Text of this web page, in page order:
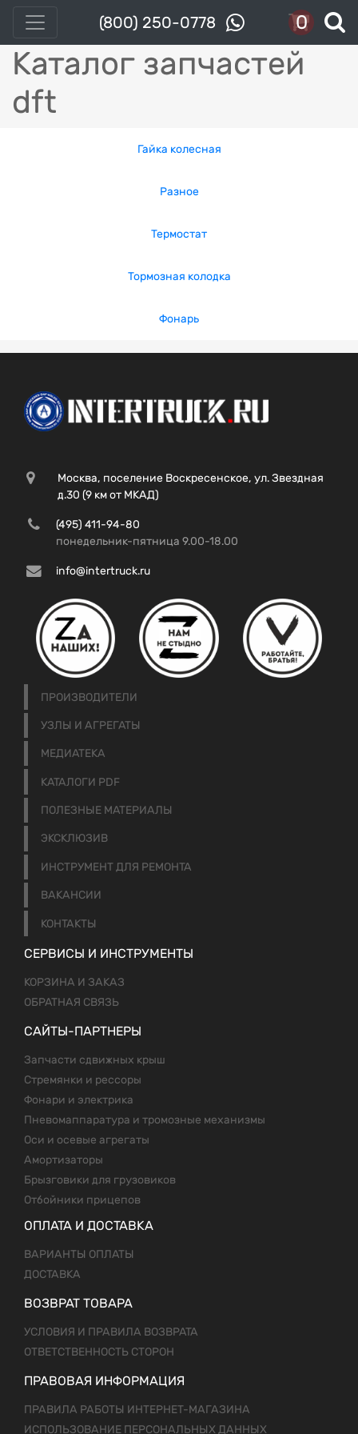
(800) 250-0778 0
Каталог запчастей
dft
Гайка колесная
Разное
Термостат
Тормозная колодка
Фонарь
Москва, поселение Воскресенское, ул. Звездная
д.30 (9 км от МКАД)
(495) 411-94-80
понедельник-пятница 9.00-18.00
info@intertruck.ru
ПРОИЗВОДИТЕЛИ
УЗЛЫ И АГРЕГАТЫ
МЕДИАТЕКА
КАТАЛОГИ PDF
ПОЛЕЗНЫЕ МАТЕРИАЛЫ
ЭКСКЛЮЗИВ
ИНСТРУМЕНТ ДЛЯ РЕМОНТА
ВАКАНСИИ
КОНТАКТЫ
СЕРВИСЫ И ИНСТРУМЕНТЫ
КОРЗИНА И ЗАКАЗ
ОБРАТНАЯ СВЯЗЬ
САЙТЫ-ПАРТНЕРЫ
Запчасти сдвижных крыш
Стремянки и рессоры
Фонари и электрика
Пневомаппаратура и тромозные механизмы
Оси и осевые агрегаты
Амортизаторы
Брызговики для грузовиков
Отбойники прицепов
ОПЛАТА И ДОСТАВКА
ВАРИАНТЫ ОПЛАТЫ
ДОСТАВКА
ВОЗВРАТ ТОВАРА
УСЛОВИЯ И ПРАВИЛА ВОЗВРАТА
ОТВЕТСТВЕННОСТЬ СТОРОН
ПРАВОВАЯ ИНФОРМАЦИЯ
ПРАВИЛА РАБОТЫ ИНТЕРНЕТ-МАГАЗИНА
ИСПОЛЬЗОВАНИЕ ПЕРСОНАЛЬНЫХ ДАННЫХ